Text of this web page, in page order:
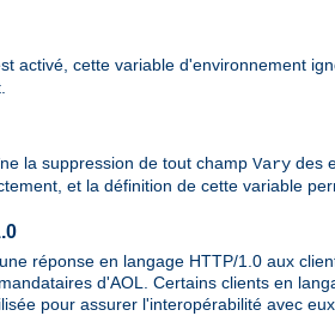
activé, cette variable d'environnement
la suppression de tout champ Vary des
et la définition de cette variable
réponse en langage HTTP/1.0 aux
d'AOL. Certains clients en
pour assurer l'interopérabilité avec